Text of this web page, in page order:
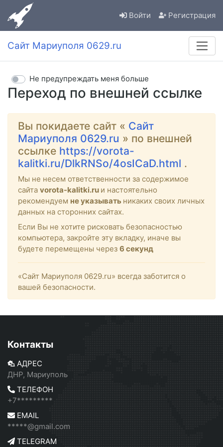
Войти Регистрация
Сайт Мариуполя 0629.ru
Переход по внешней ссылке
Не предупреждать меня больше
Вы покидаете сайт « Сайт
Мариуполя 0629.ru » по внешней
ссылке https://vorota-
kalitki.ru/DlkRNSo/4osICaD.html .
Мы не несем ответственности за содержимое
сайта vorota-kalitki.ru и настоятельно
рекомендуем не указывать никаких своих личных
данных на сторонних сайтах.
Если Вы не хотите рисковать безопасностью
компьютера, закройте эту вкладку, иначе вы
будете перемещены через 6 секунд
«Сайт Мариуполя 0629.ru» всегда заботится о
вашей безопасности.
Контакты
АДРЕС
ДНР, Мариуполь
ТЕЛЕФОН
+7*********
EMAIL
*****@gmail.com
TELEGRAM